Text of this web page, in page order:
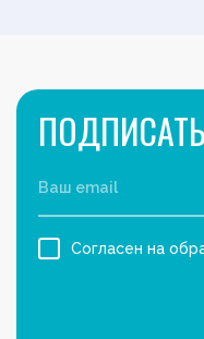
Согласен на